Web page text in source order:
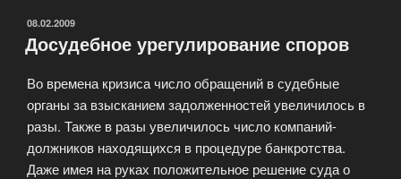
выгода.»
ОПУБЛИКОВАНО
08.02.2009
Досудебное урегулирование споров
Во времена кризиса число обращений в судебные
органы за взысканием задолженностей увеличилось в
разы. Также в разы увеличилось число компаний-
должников находящихся в процедуре банкротства.
Даже имея на руках положительное решение суда о